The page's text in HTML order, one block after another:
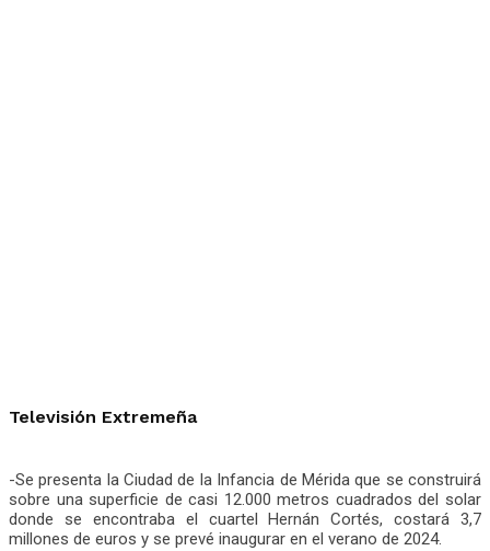
Televisión Extremeña
-Se presenta la Ciudad de la Infancia de Mérida que se construirá
sobre una superficie de casi 12.000 metros cuadrados del solar
donde se encontraba el cuartel Hernán Cortés, costará 3,7
millones de euros y se prevé inaugurar en el verano de 2024.